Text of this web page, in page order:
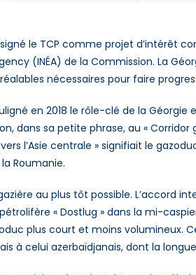
le TCP comme projet d’intérêt
(INÉA) de la Commission. La
nécessaires pour faire
en 2018 le rôle-clé de la
dans sa petite phrase, au «
l’Asie centrale » signifiait le
Roumanie.
au plus tôt possible. L’accord
« Dostlug » dans la mi-
plus court et moins
à celui azerbaïdjanais, dont la